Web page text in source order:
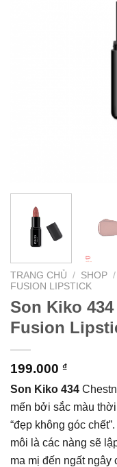
TRANG CHỦ / SHOP /
FUSION LIPSTICK
Son Kiko
Fusion
199.000 ₫
Son Kiko 434
mến bởi sắc màu
“đẹp không góc
môi là các nàng sẽ
ma mị đến ngất ngây